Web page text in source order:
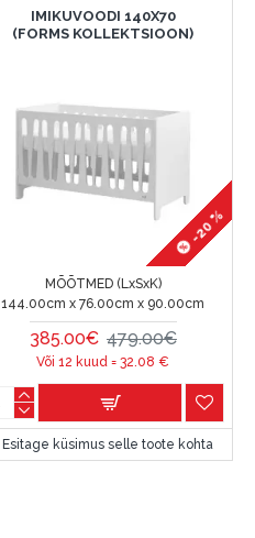
IMIKUVOODI 140X70
(FORMS KOLLEKTSIOON)
-20 %
MÕÕTMED (LxSxK)
144.00cm x 76.00cm x 90.00cm
385.00€ 479.00€
Või 12 kuud =32.08 €
Esitage küsimus selle toote kohta